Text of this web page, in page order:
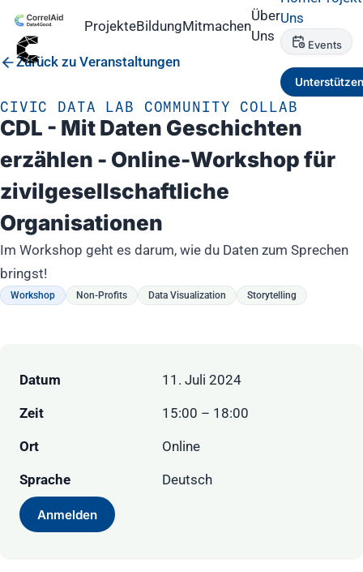
ProjekteBildungMitmachen
Über
Uns
Uns
Events
Unterstützen
Zurück zu Veranstaltungen
CIVIC DATA LAB COMMUNITY COLLAB
CDL - Mit Daten Geschichten
erzählen - Online-Workshop für
zivilgesellschaftliche
Organisationen
Im Workshop geht es darum, wie du Daten zum Sprechen
bringst!
Workshop Non-Profits Data Visualization Storytelling
Datum 11. Juli 2024
Zeit 15:00 – 18:00
Ort Online
Sprache Deutsch
Anmelden